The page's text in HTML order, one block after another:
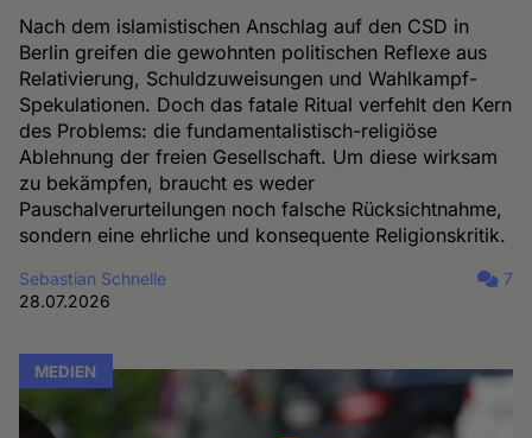
Nach dem islamistischen Anschlag auf den CSD in
Berlin greifen die gewohnten politischen Reflexe aus
Relativierung, Schuldzuweisungen und Wahlkampf-
Spekulationen. Doch das fatale Ritual verfehlt den Kern
des Problems: die fundamentalistisch-religiöse
Ablehnung der freien Gesellschaft. Um diese wirksam
zu bekämpfen, braucht es weder
Pauschalverurteilungen noch falsche Rücksichtnahme,
sondern eine ehrliche und konsequente Religionskritik.
Sebastian Schnelle
28.07.2026
7
MEDIEN